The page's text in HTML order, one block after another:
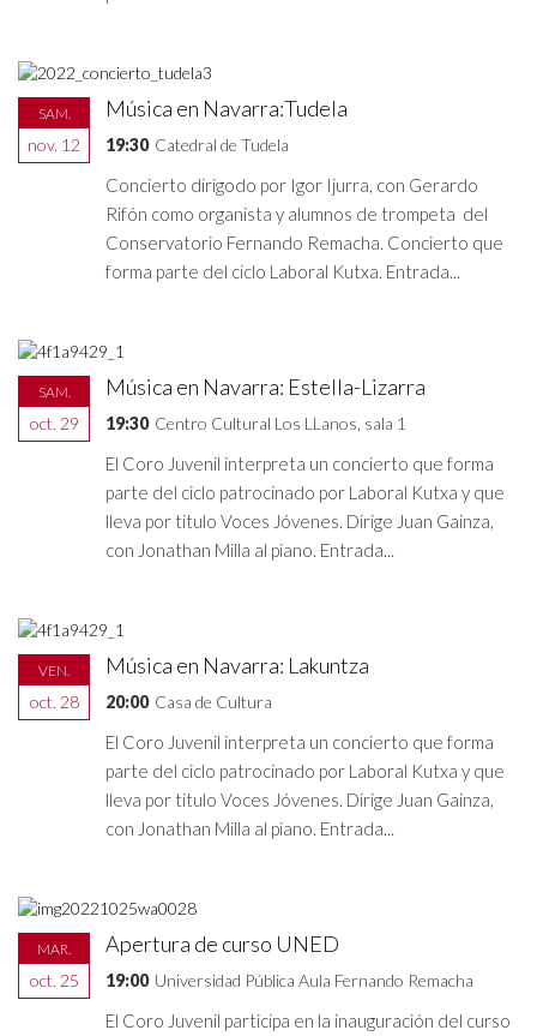
SAM.
nov. 12
Música en Navarra:Tudela
19:30 Catedral de Tudela
Concierto dirigodo por Igor Ijurra, con Gerardo
Rifón como organista y alumnos de trompeta del
Conservatorio Fernando Remacha. Concierto que
forma parte del ciclo Laboral Kutxa. Entrada...
SAM.
oct. 29
Música en Navarra: Estella-Lizarra
19:30 Centro Cultural Los LLanos, sala 1
El Coro Juvenil interpreta un concierto que forma
parte del ciclo patrocinado por Laboral Kutxa y que
lleva por titulo Voces Jóvenes. Dirige Juan Gainza,
con Jonathan Milla al piano. Entrada...
VEN.
oct. 28
Música en Navarra: Lakuntza
20:00 Casa de Cultura
El Coro Juvenil interpreta un concierto que forma
parte del ciclo patrocinado por Laboral Kutxa y que
lleva por titulo Voces Jóvenes. Dirige Juan Gainza,
con Jonathan Milla al piano. Entrada...
MAR.
oct. 25
Apertura de curso UNED
19:00 Universidad Pública Aula Fernando Remacha
El Coro Juvenil participa en la inauguración del curso